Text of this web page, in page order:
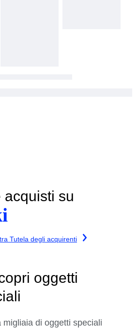
acquisti su
Tutela degli acquirenti
oggetti
migliaia di oggetti speciali